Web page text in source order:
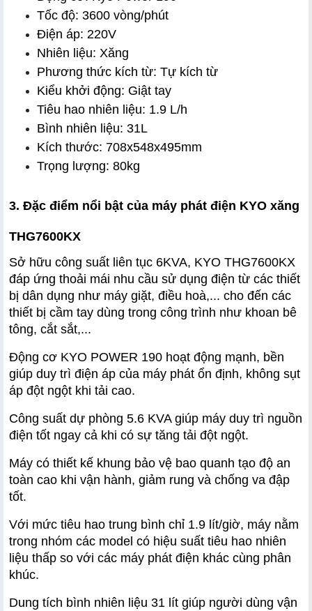
Tốc độ: 3600 vòng/phút
Điện áp: 220V
Nhiên liệu: Xăng
Phương thức kích từ: Tự kích từ
Kiểu khởi động: Giật tay
Tiêu hao nhiên liệu: 1.9 L/h
Bình nhiên liệu: 31L
Kích thước: 708x548x495mm
Trọng lượng: 80kg
3. Đặc điểm nổi bật của máy phát điện KYO xăng
THG7600KX
Sở hữu công suất liên tục 6KVA, KYO THG7600KX
đáp ứng thoải mái nhu cầu sử dụng điện từ các thiết
bị dân dụng như máy giặt, điều hoà,... cho đến các
thiết bị cầm tay dùng trong công trình như khoan bê
tông, cắt sắt,...
Động cơ KYO POWER 190 hoạt động mạnh, bền
giúp duy trì điện áp của máy phát ổn định, không sụt
áp đột ngột khi tải cao.
Công suất dự phòng 5.6 KVA giúp máy duy trì nguồn
điện tốt ngay cả khi có sự tăng tải đột ngột.
Máy có thiết kế khung bảo vệ bao quanh tạo độ an
toàn cao khi vận hành, giảm rung và chống va đập
tốt.
Với mức tiêu hao trung bình chỉ 1.9 lít/giờ, máy nằm
trong nhóm các model có hiệu suất tiêu hao nhiên
liệu thấp so với các máy phát điện khác cùng phân
khúc.
Dung tích bình nhiên liệu 31 lít giúp người dùng vận